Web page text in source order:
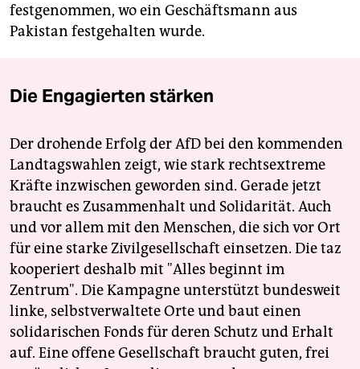
festgenommen, wo ein Geschäftsmann aus
Pakistan festgehalten wurde.
Die Engagierten stärken
Der drohende Erfolg der AfD bei den kommenden
Landtagswahlen zeigt, wie stark rechtsextreme
Kräfte inzwischen geworden sind. Gerade jetzt
braucht es Zusammenhalt und Solidarität. Auch
und vor allem mit den Menschen, die sich vor Ort
für eine starke Zivilgesellschaft einsetzen. Die taz
kooperiert deshalb mit "Alles beginnt im
Zentrum". Die Kampagne unterstützt bundesweit
linke, selbstverwaltete Orte und baut einen
solidarischen Fonds für deren Schutz und Erhalt
auf. Eine offene Gesellschaft braucht guten, frei